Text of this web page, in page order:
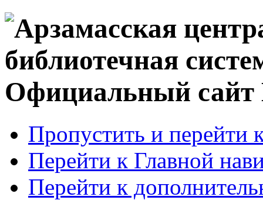
Официальный
Пропустить и перейти
Перейти к Главной
Перейти к